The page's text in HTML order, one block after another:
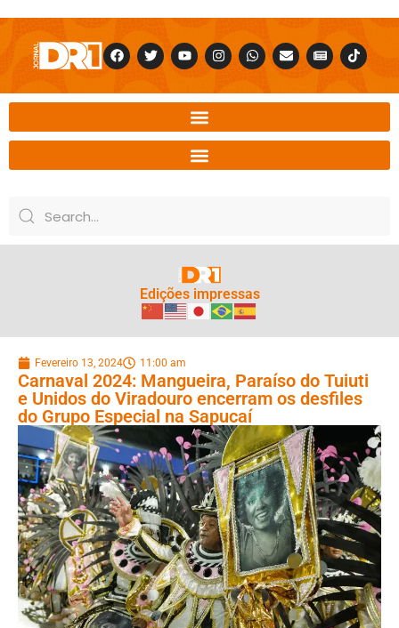
Edições impressas
Fevereiro 13, 2024 11:00 am
Carnaval 2024: Mangueira, Paraíso do Tuiuti
e Unidos do Viradouro encerram os desfiles
do Grupo Especial na Sapucaí